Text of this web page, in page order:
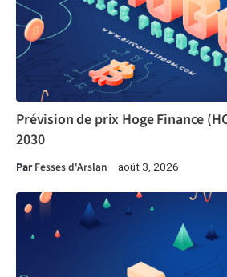
Prévision de prix Hoge Finance
2030
ParFesses d'Arslan août 3, 2026